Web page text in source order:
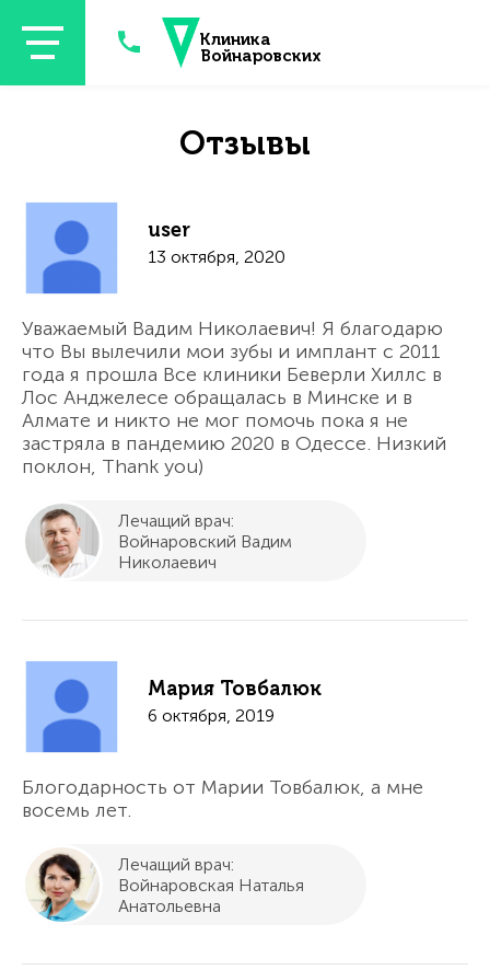
Клиника
Войнаровских
Отзывы
user
13 октября, 2020
Уважаемый Вадим Николаевич! Я благодарю
что Вы вылечили мои зубы и имплант с 2011
года я прошла Все клиники Беверли Хиллс в
Лос Анджелесе обращалась в Минске и в
Алмате и никто не мог помочь пока я не
застряла в пандемию 2020 в Одессе. Низкий
поклон, Thank you)
Лечащий врач:
Войнаровский Вадим
Николаевич
Мария Товбалюк
6 октября, 2019
Блогодарность от Марии Товбалюк, а мне
восемь лет.
Лечащий врач:
Войнаровская Наталья
Анатольевна